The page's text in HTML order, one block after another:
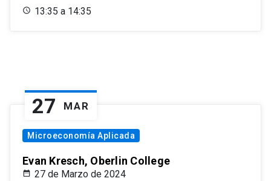
13:35 a 14:35
27 MAR
Microeconomía Aplicada
Evan Kresch, Oberlin College
27 de Marzo de 2024